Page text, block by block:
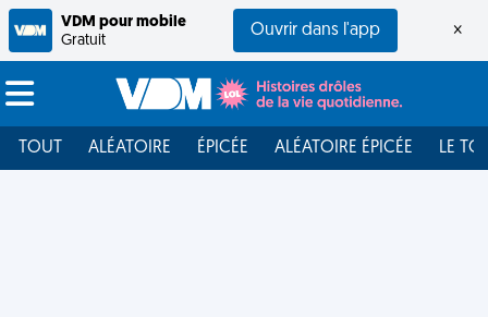
VDM pour mobile
Gratuit
Ouvrir dans l'app ×
TOUT ALÉATOIRE ÉPICÉE ALÉATOIRE ÉPICÉE LE